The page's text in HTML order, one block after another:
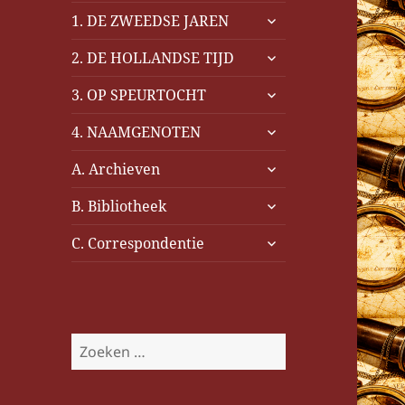
1. DE ZWEEDSE JAREN
submenu
2. DE HOLLANDSE TIJD
submenu
3. OP SPEURTOCHT
submenu
4. NAAMGENOTEN
submenu
A. Archieven
submenu
B. Bibliotheek
submenu
C. Correspondentie
submenu
Z
o